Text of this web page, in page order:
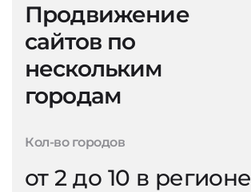
Продвижение
сайтов по
нескольким
городам
Кол-во городов
от 2 до 10 в регионе